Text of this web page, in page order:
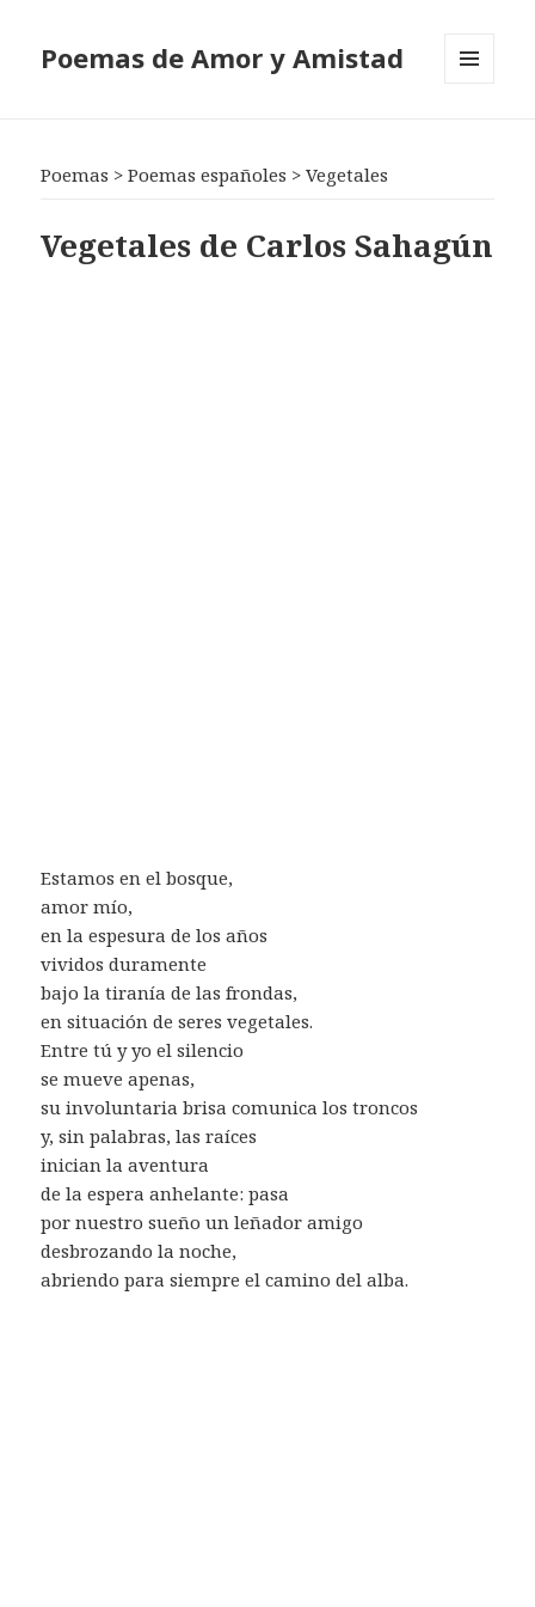
Poemas de Amor y Amistad
Poemas >Poemas españoles >Vegetales
Vegetales de Carlos Sahagún
Estamos en el bosque,
amor mío,
en la espesura de los años
vividos duramente
bajo la tiranía de las frondas,
en situación de seres vegetales.
Entre tú y yo el silencio
se mueve apenas,
su involuntaria brisa comunica los troncos
y, sin palabras, las raíces
inician la aventura
de la espera anhelante: pasa
por nuestro sueño un leñador amigo
desbrozando la noche,
abriendo para siempre el camino del alba.